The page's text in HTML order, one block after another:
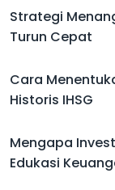
Strategi
Turun Cepat
Cara
Historis IHSG
Mengapa
Edukasi